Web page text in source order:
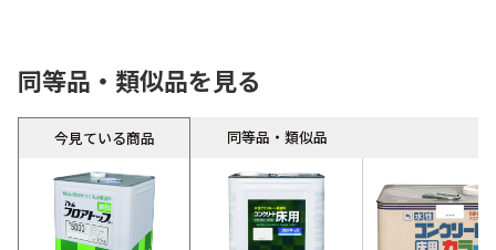
同等品・類似品を見る
今見ている商品 同等品・類似品